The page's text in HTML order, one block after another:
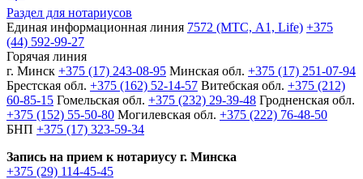
Раздел для нотариусов
Единая информационная линия 7572 (МТС, A1, Life) +375
(44) 592-99-27
Горячая линия
г. Минск +375 (17) 243-08-95 Минская обл. +375 (17) 251-07-94
Брестская обл. +375 (162) 52-14-57 Витебская обл. +375 (212)
60-85-15 Гомельская обл. +375 (232) 29-39-48 Гродненская обл.
+375 (152) 55-50-80 Могилевская обл. +375 (222) 76-48-50
БНП +375 (17) 323-59-34
Запись на прием к нотариусу г. Минска
+375 (29) 114-45-45